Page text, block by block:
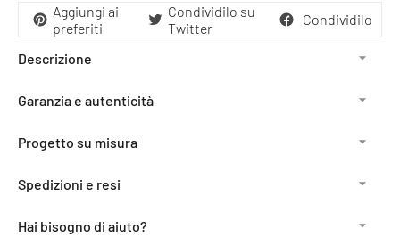
Aggiungi ai
preferiti
Condividilo su
Twitter
Condividilo
Descrizione
Garanzia e autenticità
Progetto su misura
Spedizioni e resi
Hai bisogno di aiuto?